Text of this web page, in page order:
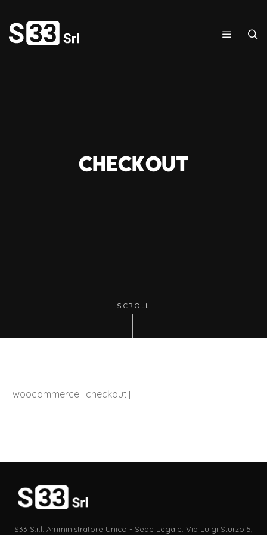
CHECKOUT
SCROLL
[woocommerce_checkout]
S33 S.r.l. Amministratore Unico - Sede Legale: Via Luigi Sturzo 5,